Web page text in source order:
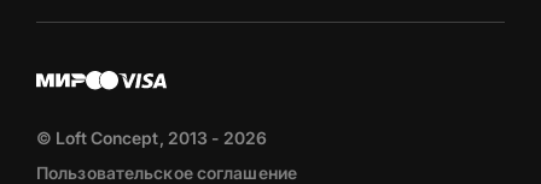
© Loft Concept, 2013 - 2026
Пользовательское соглашение